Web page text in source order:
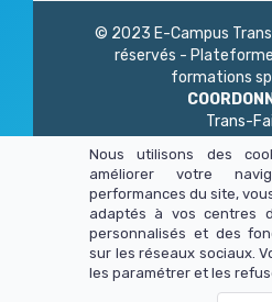
© 2023 E-Campus
réservés -
formations
Trans-
75 020
01 45 23
Du lundi au
de 9h à 13h -
Nous utilisons des
améliorer votre
performances du site,
adaptés à vos centres
personnalisés et des
sur les réseaux sociaux.
les paramétrer et les